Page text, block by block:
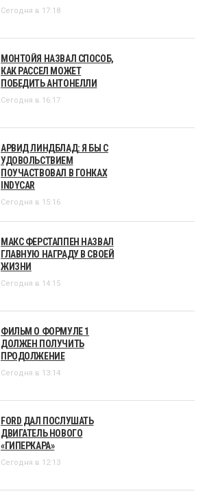
Сегодня в 17:18
МОНТОЙЯ НАЗВАЛ СПОСОБ,
КАК РАССЕЛ МОЖЕТ
ПОБЕДИТЬ АНТОНЕЛЛИ
Сегодня в 16:17
АРВИД ЛИНДБЛАД: Я БЫ С
УДОВОЛЬСТВИЕМ
ПОУЧАСТВОВАЛ В ГОНКАХ
INDYCAR
Сегодня в 15:16
МАКС ФЕРСТАППЕН НАЗВАЛ
ГЛАВНУЮ НАГРАДУ В СВОЕЙ
ЖИЗНИ
Сегодня в 14:15
ФИЛЬМ О ФОРМУЛЕ 1
ДОЛЖЕН ПОЛУЧИТЬ
ПРОДОЛЖЕНИЕ
Сегодня в 13:14
FORD ДАЛ ПОСЛУШАТЬ
ДВИГАТЕЛЬ НОВОГО
«ГИПЕРКАРА»
Сегодня в 12:13